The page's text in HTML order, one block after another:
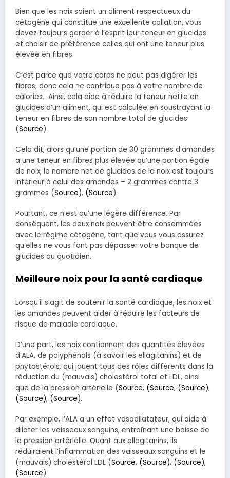
Bien que les noix soient un aliment respectueux du
cétogène qui constitue une excellente collation, vous
devez toujours garder à l’esprit leur teneur en glucides
et choisir de préférence celles qui ont une teneur plus
élevée en fibres.
C’est parce que votre corps ne peut pas digérer les
fibres, donc cela ne contribue pas à votre nombre de
calories. Ainsi, cela aide à réduire la teneur nette en
glucides d’un aliment, qui est calculée en soustrayant la
teneur en fibres de son nombre total de glucides
(Source).
Cela dit, alors qu’une portion de 30 grammes d’amandes
a une teneur en fibres plus élevée qu’une portion égale
de noix, le nombre net de glucides de la noix est toujours
inférieur à celui des amandes – 2 grammes contre 3
grammes (Source), (Source).
Pourtant, ce n’est qu’une légère différence. Par
conséquent, les deux noix peuvent être consommées
avec le régime cétogène, tant que vous vous assurez
qu’elles ne vous font pas dépasser votre banque de
glucides au quotidien.
Meilleure noix pour la santé cardiaque
Lorsqu’il s’agit de soutenir la santé cardiaque, les noix et
les amandes peuvent aider à réduire les facteurs de
risque de maladie cardiaque.
D’une part, les noix contiennent des quantités élevées
d’ALA, de polyphénols (à savoir les ellagitanins) et de
phytostérols, qui jouent tous des rôles différents dans la
réduction du (mauvais) cholestérol total et LDL, ainsi
que de la pression artérielle (Source, (Source, (Source),
(Source), (Source).
Par exemple, l’ALA a un effet vasodilatateur, qui aide à
dilater les vaisseaux sanguins, entraînant une baisse de
la pression artérielle. Quant aux ellagitanins, ils
réduiraient l’inflammation des vaisseaux sanguins et le
(mauvais) cholestérol LDL (Source, (Source), (Source),
(Source).